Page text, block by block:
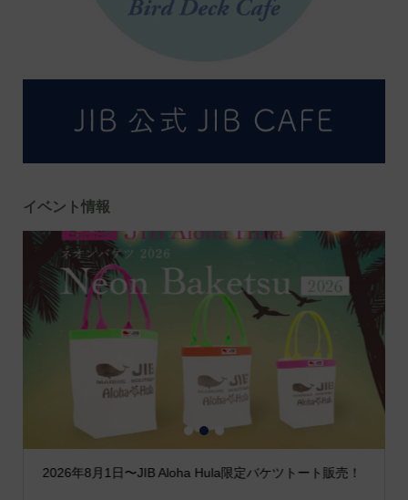
イベント情報
2026年8月1日〜JIB Aloha Hula限定バケツトート販売！
1 2 3